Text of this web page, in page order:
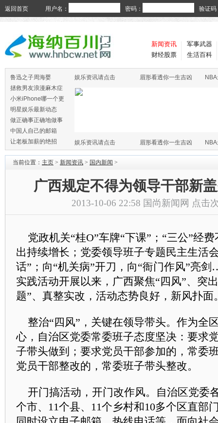
返回首页 用户名： 密码： 验证码
新闻资讯
财经股票
军事武器
生活百科
鲁迅之子周海婴
拯救男友浪漫麻木症
小米iPhone哪一个更
火
明星娱乐最新动态
做正确事正确地做事
中国人自己的邮箱
让老板加薪的绝招
娱乐资讯请点击 眉形看透你一生吉凶
娱乐资讯请点击 眉形看透你一生吉凶
当前位置： 主页 > 新闻资讯 > 国内新闻 >
广西规定不得为领导干部新
2013-10-06 22:58 国尚新闻网 点击
党政机关“桂O”车牌“下课”；“三公”经
出持续增长；党委领导班子专题民主生活
话”；向“机关病”开刀，向“衙门作风”亮
实践活动开展以来， 广西聚焦“四风”、突
题”、真整实改，活动态势良好，新风扑面
整治“四风”，关键在领导带头。作为全
心，自治区党委常委班子态度坚决：要求
子带头做到；要求党员干部参加的，常委
党员干部整改的，常委班子带头整改。
开门搞活动，开门改作风。自治区党委
个市、11个县、11个乡村和10多个区直部